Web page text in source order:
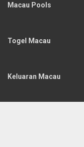
Macau Pools
Togel Macau
Keluaran Macau